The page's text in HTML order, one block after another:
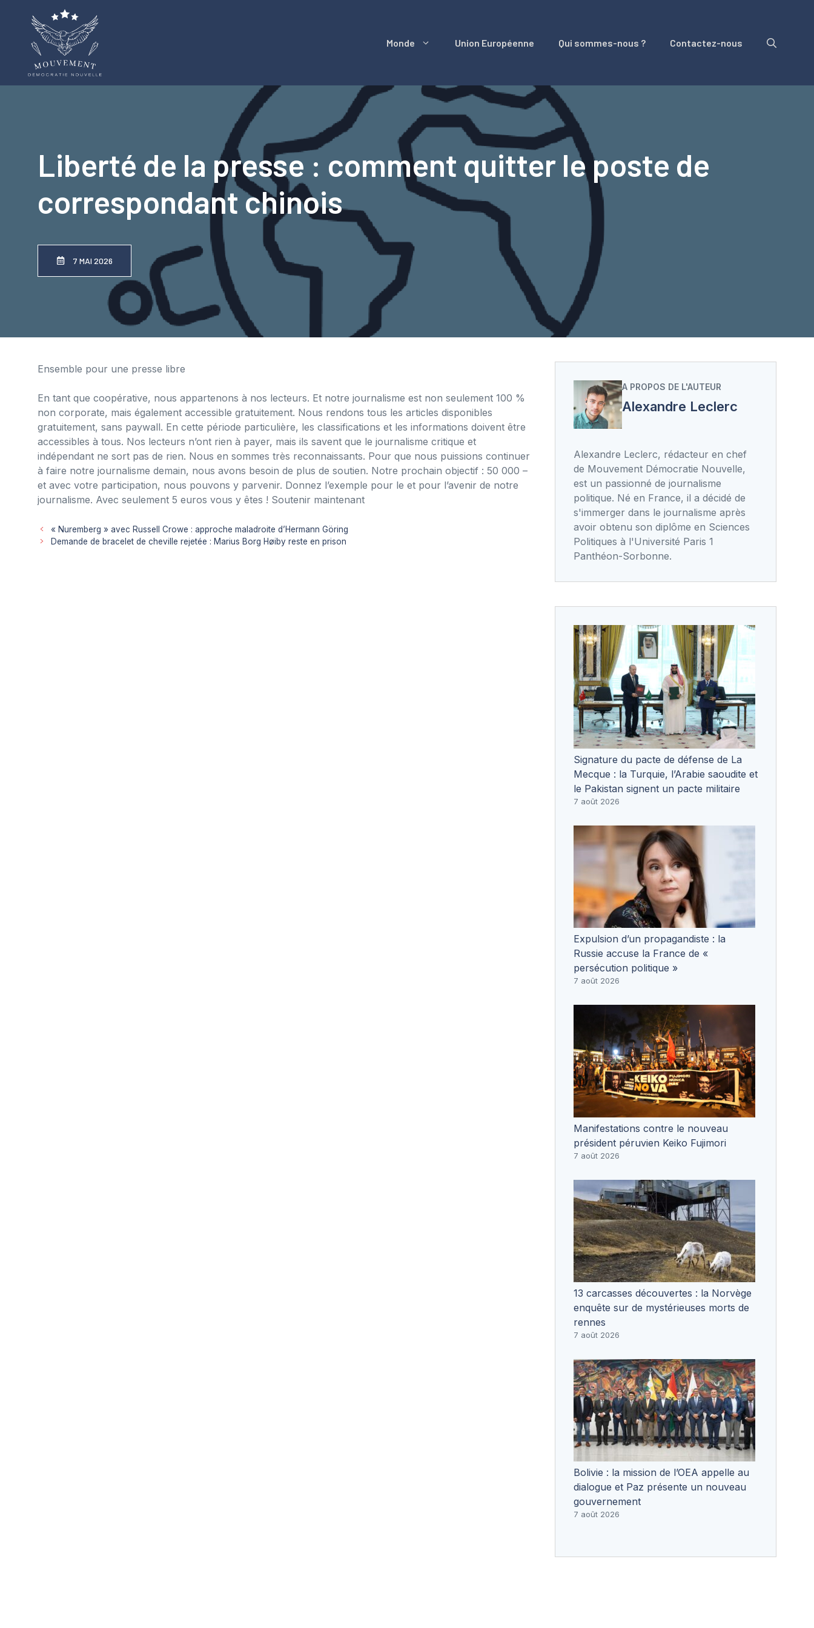
Monde Union Européenne Qui sommes-nous ? Contactez-nous
Liberté de la presse : comment quitter le poste de
correspondant chinois
7 MAI 2026
Ensemble pour une presse libre
En tant que coopérative, nous appartenons à nos lecteurs. Et notre journalisme est non seulement 100 %
non corporate, mais également accessible gratuitement. Nous rendons tous les articles disponibles
gratuitement, sans paywall. En cette période particulière, les classifications et les informations doivent être
accessibles à tous. Nos lecteurs n’ont rien à payer, mais ils savent que le journalisme critique et
indépendant ne sort pas de rien. Nous en sommes très reconnaissants. Pour que nous puissions continuer
à faire notre journalisme demain, nous avons besoin de plus de soutien. Notre prochain objectif : 50 000 –
et avec votre participation, nous pouvons y parvenir. Donnez l’exemple pour le et pour l’avenir de notre
journalisme. Avec seulement 5 euros vous y êtes ! Soutenir maintenant
« Nuremberg » avec Russell Crowe : approche maladroite d’Hermann Göring
Demande de bracelet de cheville rejetée : Marius Borg Høiby reste en prison
A PROPOS DE L'AUTEUR
Alexandre Leclerc
Alexandre Leclerc, rédacteur en chef
de Mouvement Démocratie Nouvelle,
est un passionné de journalisme
politique. Né en France, il a décidé de
s'immerger dans le journalisme après
avoir obtenu son diplôme en Sciences
Politiques à l'Université Paris 1
Panthéon-Sorbonne.
Signature du pacte de défense de La
Mecque : la Turquie, l’Arabie saoudite et
le Pakistan signent un pacte militaire
7 août 2026
Expulsion d’un propagandiste : la
Russie accuse la France de «
persécution politique »
7 août 2026
Manifestations contre le nouveau
président péruvien Keiko Fujimori
7 août 2026
13 carcasses découvertes : la Norvège
enquête sur de mystérieuses morts de
rennes
7 août 2026
Bolivie : la mission de l’OEA appelle au
dialogue et Paz présente un nouveau
gouvernement
7 août 2026